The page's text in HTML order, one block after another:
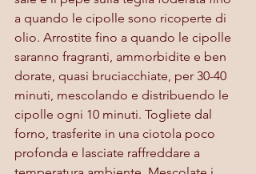
a quando le cipolle sono ricoperte di
olio. Arrostite fino a quando le cipolle
saranno fragranti, ammorbidite e ben
dorate, quasi bruciacchiate, per 30-40
minuti, mescolando e distribuendo le
cipolle ogni 10 minuti. Togliete dal
forno, trasferite in una ciotola poco
profonda e lasciate raffreddare a